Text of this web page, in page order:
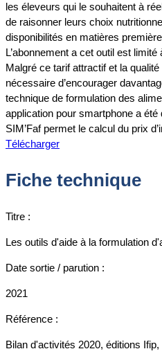
les éleveurs qui le souhaitent à
de raisonner leurs choix
disponibilités en matières
L’abonnement a cet outil est
Malgré ce tarif attractif et la
nécessaire d’encourager
technique de formulation des
application pour smartphone a été
SIM’Faf permet le calcul du prix
Télécharger
Fiche technique
Titre :
Les outils d'aide à la formulation
Date sortie / parution :
2021
Référence :
Bilan d'activités 2020, éditions Ifip,